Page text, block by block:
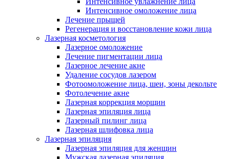
Интенсивное омоложение лица
Лечение прыщей
Регенерация и восстановление кожи лица
Лазерная косметология
Лазерное омоложение
Лечение пигментации лица
Лазерное лечение акне
Удаление сосудов лазером
Фотоомоложение лица, шеи, зоны декольте
Фотолечение акне
Лазерная коррекция морщин
Лазерная эпиляция лица
Лазерный пилинг лица
Лазерная шлифовка лица
Лазерная эпиляция
Лазерная эпиляция для женщин
Мужская лазерная эпиляция